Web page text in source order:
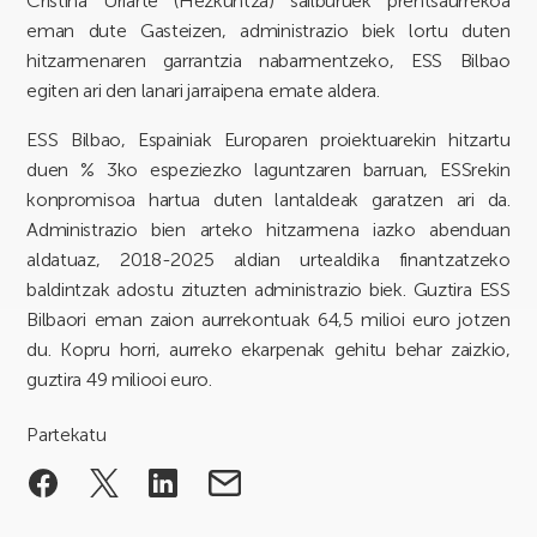
eman dute Gasteizen, administrazio biek lortu duten
hitzarmenaren garrantzia nabarmentzeko, ESS Bilbao
egiten ari den lanari jarraipena emate aldera.
ESS Bilbao, Espainiak Europaren proiektuarekin hitzartu
duen % 3ko espeziezko laguntzaren barruan, ESSrekin
konpromisoa hartua duten lantaldeak garatzen ari da.
Administrazio bien arteko hitzarmena iazko abenduan
aldatuaz, 2018-2025 aldian urtealdika finantzatzeko
baldintzak adostu zituzten administrazio biek. Guztira ESS
Bilbaori eman zaion aurrekontuak 64,5 milioi euro jotzen
du. Kopru horri, aurreko ekarpenak gehitu behar zaizkio,
guztira 49 miliooi euro.
Partekatu